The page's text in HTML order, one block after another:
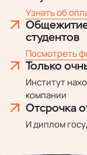
Только
Институт
компании
Узнать об
студентов
Посмотреть
Отсрочка
И диплом